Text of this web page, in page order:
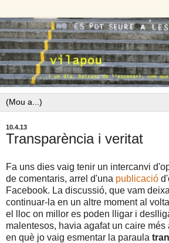
10.4.13
Transparència i veritat
Fa uns dies vaig tenir un intercanvi
de comentaris, arrel d'una publicació
Facebook. La discussió, que vam
continuar-la en un altre moment al
el lloc on millor es poden lligar i
malentesos, havia agafat un caire més
en què jo vaig esmentar la paraula